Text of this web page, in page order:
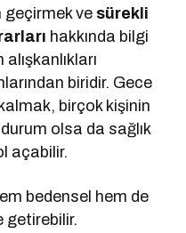
geçirmek ve sürekli
hakkında bilgi
biridir. Gece
birçok kişinin
olsa da sağlık
açabilir.
bedensel hem de
getirebilir.